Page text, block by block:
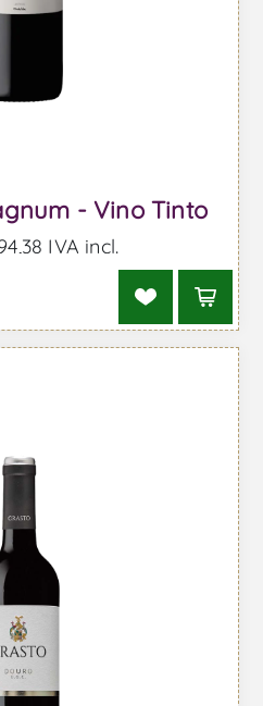
- Vino Tinto
IVA incl.